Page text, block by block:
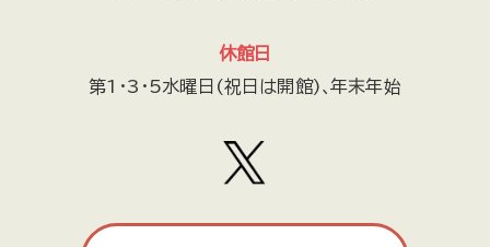
休館日
第1・3・5水曜日(祝日は開館)､年末年始